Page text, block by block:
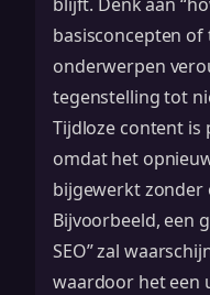
basisconcepten of
onderwerpen
tegenstelling tot
Tijdloze content
omdat het
bijgewerkt zonder
Bijvoorbeeld, een
SEO” zal
waardoor het een